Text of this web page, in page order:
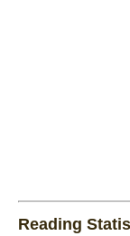
Reading